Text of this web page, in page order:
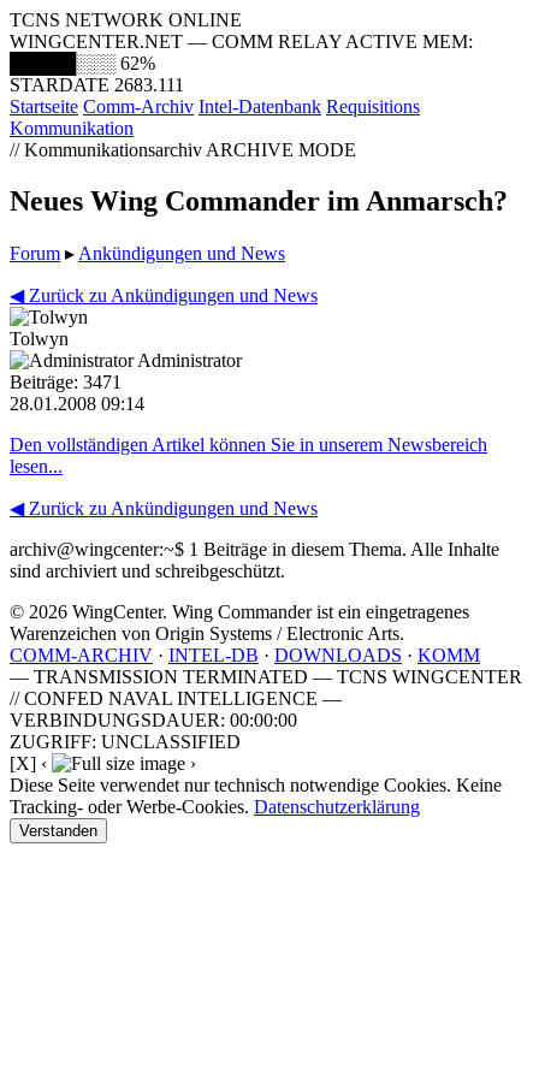
TCNS NETWORK ONLINE
WINGCENTER.NET — COMM RELAY ACTIVE MEM:
█████░░░ 62%
STARDATE 2683.111
Startseite Comm-Archiv Intel-Datenbank Requisitions
Kommunikation
// Kommunikationsarchiv ARCHIVE MODE
Neues Wing Commander im Anmarsch?
Forum ▸ Ankündigungen und News
◀ Zurück zu Ankündigungen und News
Tolwyn
Administrator
Beiträge: 3471
28.01.2008 09:14
Den vollständigen Artikel können Sie in unserem Newsbereich
lesen...
◀ Zurück zu Ankündigungen und News
archiv@wingcenter:~$ 1 Beiträge in diesem Thema. Alle Inhalte
sind archiviert und schreibgeschützt.
© 2026 WingCenter. Wing Commander ist ein eingetragenes
Warenzeichen von Origin Systems / Electronic Arts.
COMM-ARCHIV · INTEL-DB · DOWNLOADS · KOMM
— TRANSMISSION TERMINATED — TCNS WINGCENTER
// CONFED NAVAL INTELLIGENCE —
VERBINDUNGSDAUER: 00:00:00
ZUGRIFF: UNCLASSIFIED
[X] ‹
›
Diese Seite verwendet nur technisch notwendige Cookies. Keine
Tracking- oder Werbe-Cookies. Datenschutzerklärung
Verstanden